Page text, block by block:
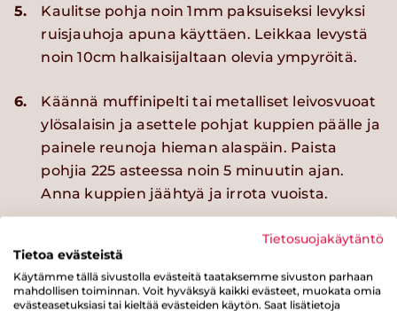
5.
Kaulitse pohja noin 1mm paksuiseksi levyksi
ruisjauhoja apuna käyttäen. Leikkaa levystä
noin 10cm halkaisijaltaan olevia ympyröitä.
6.
Käännä muffinipelti tai metalliset leivosvuoat
ylösalaisin ja asettele pohjat kuppien päälle ja
painele reunoja hieman alaspäin. Paista
pohjia 225 asteessa noin 5 minuutin ajan.
Anna kuppien jäähtyä ja irrota vuoista.
Lusikoi tai pursota täytettä ruiskuppeihin.
Koristele tuoreilla mustikoilla.
Tietosuojakäytäntö
Tietoa evästeistä
Käytämme tällä sivustolla evästeitä taataksemme sivuston parhaan
mahdollisen toiminnan. Voit hyväksyä kaikki evästeet, muokata omia
evästeasetuksiasi tai kieltää evästeiden käytön. Saat lisätietoja